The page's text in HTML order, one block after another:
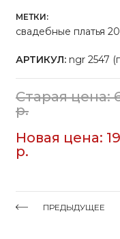
МЕТКИ:
свадебные платья
АРТИКУЛ: ngr 2547
Старая цена:
р.
Новая цена:
р.
ПРЕДЫДУЩЕЕ